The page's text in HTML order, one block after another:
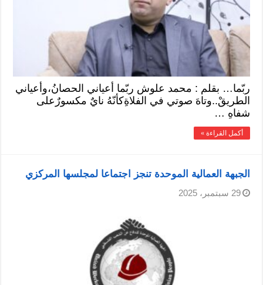
ربّما… بقلم : محمد علوش ربّما أعياني الحصانُ،وأعياني
الطريقْ..وتاهَ صوتي في الفلاةِكأنّهُ نايٌ مكسورٌعلى
شفاهِ …
أكمل القراءة »
الجبهة العمالية الموحدة تنجز اجتماعا لمجلسها المركزي
29 سبتمبر، 2025